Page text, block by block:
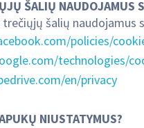
ŠALIŲ NAUDOJAMUS
šalių naudojamus
policies/
technologies/
en/privacy
NIUSTATYMUS?